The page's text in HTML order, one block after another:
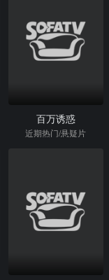
百万诱惑
近期热门/悬疑片